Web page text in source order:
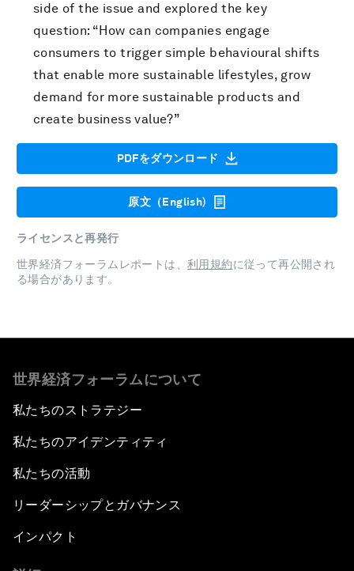
side of the issue and explored the key
question: “How can companies engage
consumers to trigger simple behavioural shifts
that enable more sustainable lifestyles, grow
demand for more sustainable products and
create business value?”
PDFをダウンロード
原文（English)
ライセンスと再発行
世界経済フォーラムレポートは、 利用規約に従って再公開され
る場合があります。
世界経済フォーラムについて
私たちのストラテジー
私たちのアイデンティティ
私たちの活動
リーダーシップとガバナンス
インパクト